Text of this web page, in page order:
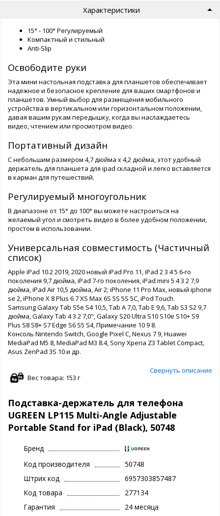
Характеристики
15° - 100° Регулируемый
Компактный и стильный
Anti-Slip
Освободите руки
Эта мини настольная подставка для планшетов обеспечивает
надежное и безопасное крепление для ваших смартфонов и
планшетов. Умный выбор для размещения мобильного
устройства в вертикальном или горизонтальном положении,
давая вашим рукам передышку, когда вы наслаждаетесь
видео, чтением или просмотром видео.
Портативный дизайн
С небольшим размером 4,7 дюйма х 4,2 дюйма, этот удобный
держатель для планшета для ipad складной и легко вставляется
в карман для путешествий.
Регулируемый многоугольник
В диапазоне от 15° до 100° вы можете настроиться на
желаемый угол и смотреть видео в более удобном положении,
простом в использовании.
Универсальная совместимость (Частичный
список)
Apple iPad 10.2 2019, 2020 новый iPad Pro 11, iPad 2 3 4 5 6-го
поколения 9,7 дюйма, iPad 7-го поколения, iPad mini 5 4 3 2 7,9
дюйма, iPad Air 10,5 дюйма, Air 2; iPhone 11 Pro Max, новый iphone
se 2, iPhone X 8 Plus 6 7 XS Max 6S 5S 5S 5C, iPod Touch.
Samsung Galaxy Tab S5e S4 10,5, Tab A 7,0, Tab E 9,6, Tab S3 S2 9,7
дюйма, Galaxy Tab 4 3 2 7,0", Galaxy S20 Ultra S10 S10e S10+ S9
Plus S8 S8+ S7 Edge S6 S5 S4, Примечание 10 9 8.
Консоль Nintendo Switch, Google Pixel C, Nexus 7 9, Huawei
MediaPad M5 8, MediaPad M3 8.4, Sony Xperia Z3 Tablet Compact,
Asus ZenPad 3S 10 и др.
Свернуть описание
Вес товара: 153 г
Подставка-держатель для телефона
UGREEN LP115 Multi-Angle Adjustable
Portable Stand for iPad (Black), 50748
Бренд
Код производителя
50748
Штрих код
6957303857487
Код товара
277134
Гарантия
24 месяца